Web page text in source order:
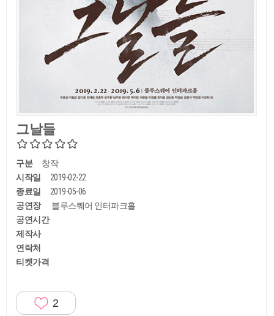
그날들
구분
창작
시작일
2019-02-22
종료일
2019-05-06
공연장
블루스퀘어 인터파크홀
공연시간
제작사
연락처
티켓가격
2